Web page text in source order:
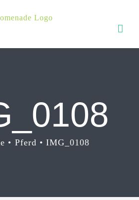
Pferd IMG_0108